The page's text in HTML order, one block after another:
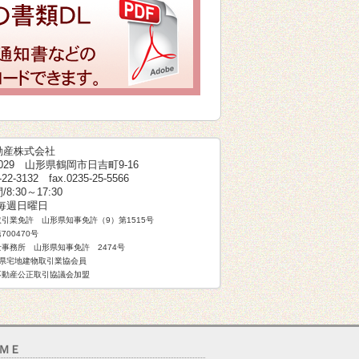
産株式会社
山形県鶴岡市日吉町9-16
22-3132 fax.0235-25-5566
/8:30～17:30
週日曜日
引業免許 山形県知事免許（9）第1515号
号
事務所 山形県知事免許 2474号
宅地建物取引業協会員
産公正取引協議会加盟
Ｅ